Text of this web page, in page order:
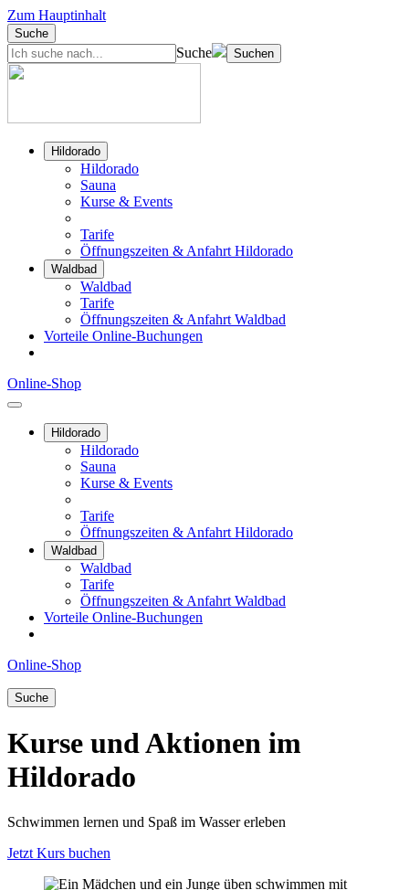
Zum Hauptinhalt
Suche
Suche Suchen
Hildorado
Hildorado
Sauna
Kurse & Events
Tarife
Öffnungszeiten & Anfahrt Hildorado
Waldbad
Waldbad
Tarife
Öffnungszeiten & Anfahrt Waldbad
Vorteile Online-Buchungen
Online-Shop
Hildorado
Hildorado
Sauna
Kurse & Events
Tarife
Öffnungszeiten & Anfahrt Hildorado
Waldbad
Waldbad
Tarife
Öffnungszeiten & Anfahrt Waldbad
Vorteile Online-Buchungen
Online-Shop
Suche
Kurse und Aktionen im
Hildorado
Schwimmen lernen und Spaß im Wasser erleben
Jetzt Kurs buchen